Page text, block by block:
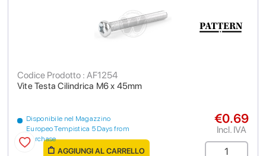
Vite Testa Cilindrica M6 x 45mm
Codice Prodotto : AF1254
Disponibile nel Magazzino
Europeo Tempistica 5 Days from
purchase
€0.69
Incl. IVA
AGGIUNGI AL CARRELLO